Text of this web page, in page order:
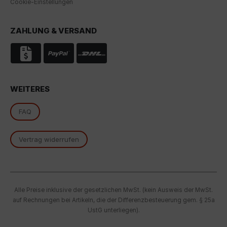
Cookie-Einstellungen
ZAHLUNG & VERSAND
WEITERES
FAQ
Vertrag widerrufen
Alle Preise inklusive der gesetzlichen MwSt. (kein Ausweis der MwSt.
auf Rechnungen bei Artikeln, die der Differenzbesteuerung gem. § 25a
UstG unterliegen).
oben beschriebene Übertragung nicht statt.